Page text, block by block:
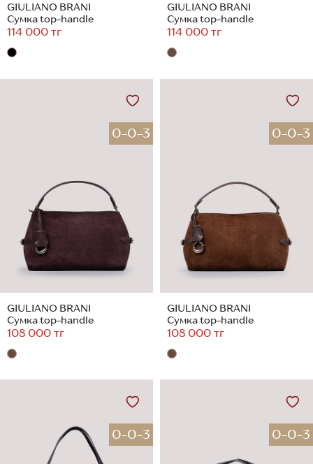
GIULIANO BRANI
Сумка top-handle
114 000 тг
GIULIANO BRANI
Сумка top-handle
114 000 тг
0-0-3
GIULIANO BRANI
Сумка top-handle
108 000 тг
0-0-3
GIULIANO BRANI
Сумка top-handle
108 000 тг
0-0-3 0-0-3